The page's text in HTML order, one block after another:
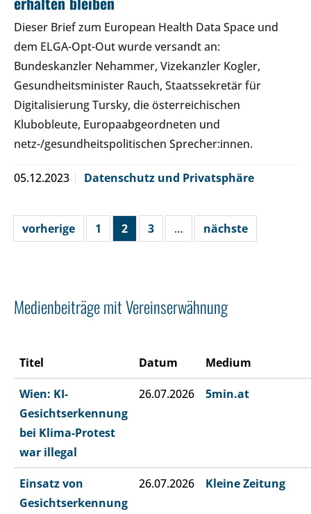
Dieser Brief zum European Health Data Space und
dem ELGA-Opt-Out wurde versandt an:
Bundeskanzler Nehammer, Vizekanzler Kogler,
Gesundheitsminister Rauch, Staatssekretär für
Digitalisierung Tursky, die österreichischen
Klubobleute, Europaabgeordneten und
netz-/gesundheitspolitischen Sprecher:innen.
05.12.2023 Datenschutz und Privatsphäre
vorherige 1 2 3 … nächste
Medienbeiträge mit Vereinserwähnung
Titel Datum Medium
Wien: KI-
Gesichtserkennung
bei Klima-Protest
war illegal
26.07.2026 5min.at
Einsatz von
Gesichtserkennung
26.07.2026 Kleine Zeitung